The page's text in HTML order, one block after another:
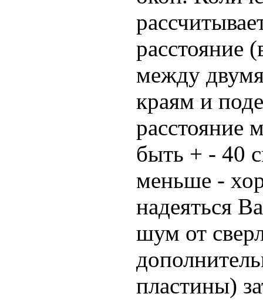
расстояние
между
краям и
расстояние
быть + - 40
меньше -
надеяться
шум от
пластины)